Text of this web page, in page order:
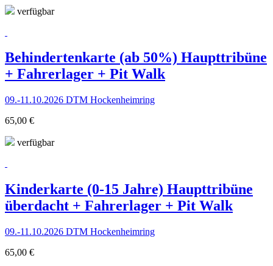
verfügbar
Behindertenkarte (ab 50%) Haupttribüne
+ Fahrerlager + Pit Walk
09.-11.10.2026 DTM Hockenheimring
65,00 €
verfügbar
Kinderkarte (0-15 Jahre) Haupttribüne
überdacht + Fahrerlager + Pit Walk
09.-11.10.2026 DTM Hockenheimring
65,00 €